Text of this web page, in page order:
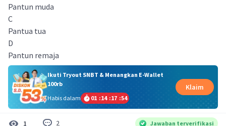
Pantun muda
C
Pantua tua
D
Pantun remaja
Ikuti Tryout SNBT & Menangkan E-Wallet
100rb
Habis dalam
01 :14 :17 :54
Klaim
1 2 Jawaban terverifikasi